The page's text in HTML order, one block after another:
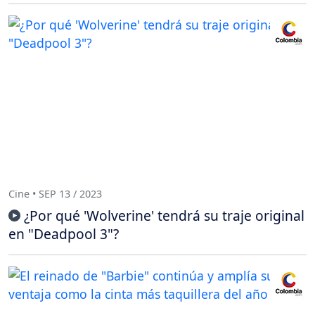
Cine • SEP 13 / 2023
¿Por qué 'Wolverine' tendrá su traje original
en "Deadpool 3"?